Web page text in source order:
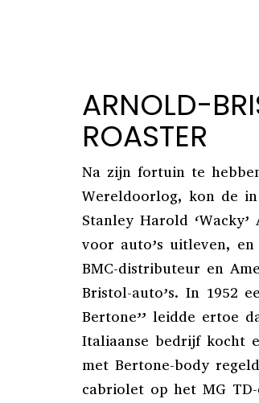
ARNOLD-
ROASTER
Na zijn fortuin te
Wereldoorlog, kon de
Stanley Harold
voor auto’s uitleven,
BMC-distributeur en
Bristol-auto’s. In 1952
Bertone” leidde ertoe
Italiaanse bedrijf kocht
met Bertone-body
cabriolet op het MG